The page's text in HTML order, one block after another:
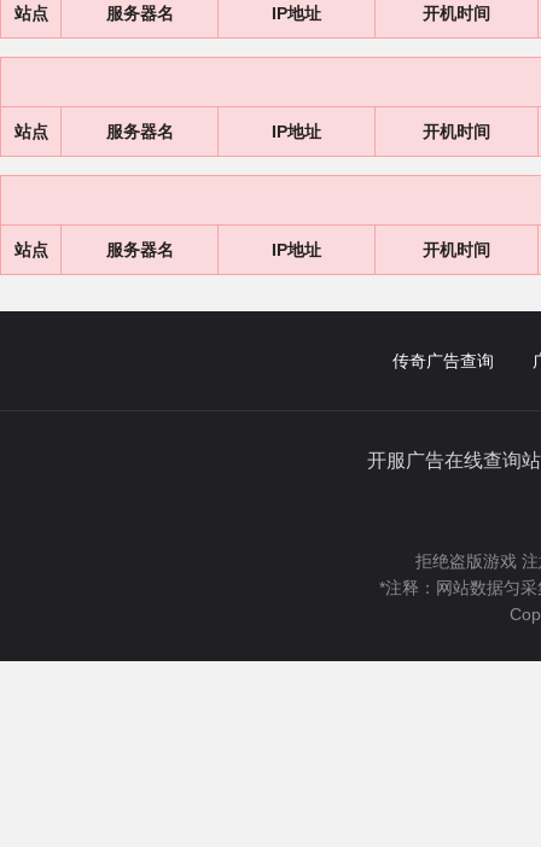
站点 服务器名 IP地址 开机时间
站点 服务器名 IP地址 开机时间
站点 服务器名 IP地址 开机时间
传奇广告查询
开服广告在线查
拒绝盗版游戏
*注释：网站数据匀